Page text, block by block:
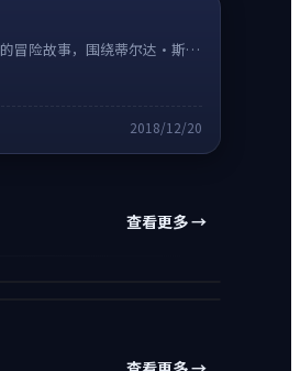
冒险故事，围绕蒂尔达·斯文
2018/12/20
查看更多 →